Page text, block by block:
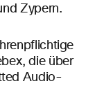
Zypern.
die über
Audio-